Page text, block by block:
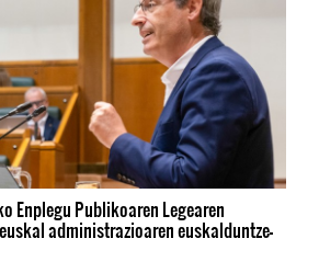
Enplegu Publikoaren Legearen
administrazioaren euskalduntze-